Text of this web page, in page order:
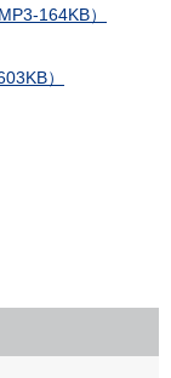
164KB）
）